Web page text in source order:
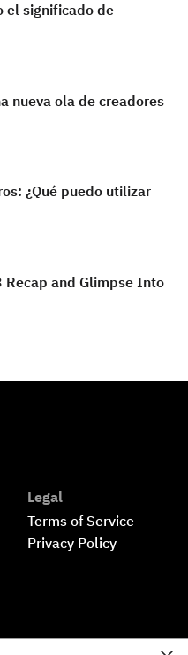
el significado de
nueva ola de creadores
¿Qué puedo utilizar
Recap and Glimpse Into
Legal
Terms of Service
Privacy Policy